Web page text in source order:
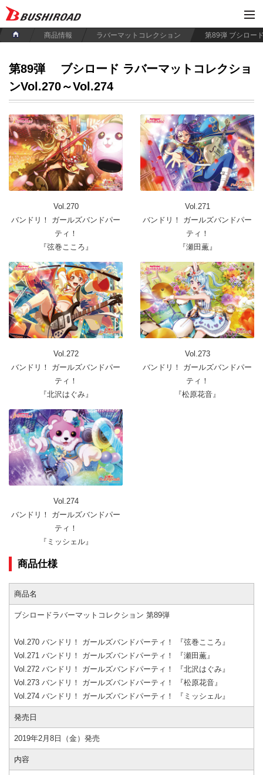
商品情報 ラバーマットコレクション
第89弾
ブシロード ラバーマットコレクショ
ンVol.270～Vol.274
Vol.270
バンドリ！ ガールズバンドパー
ティ！
『弦巻こころ』
Vol.271
バンドリ！ ガールズバンドパー
ティ！
『瀬田薫』
Vol.272
バンドリ！ ガールズバンドパー
ティ！
『北沢はぐみ』
Vol.273
バンドリ！ ガールズバンドパー
ティ！
『松原花音』
Vol.274
バンドリ！ ガールズバンドパー
ティ！
『ミッシェル』
商品仕様
商品名
ブシロードラバーマットコレクション 第89弾
Vol.270 バンドリ！ ガールズバンドパーティ！ 『弦巻こころ』
Vol.271 バンドリ！ ガールズバンドパーティ！ 『瀬田薫』
Vol.272 バンドリ！ ガールズバンドパーティ！ 『北沢はぐみ』
Vol.273 バンドリ！ ガールズバンドパーティ！ 『松原花音』
Vol.274 バンドリ！ ガールズバンドパーティ！ 『ミッシェル』
発売日
2019年2月8日（金）発売
内容